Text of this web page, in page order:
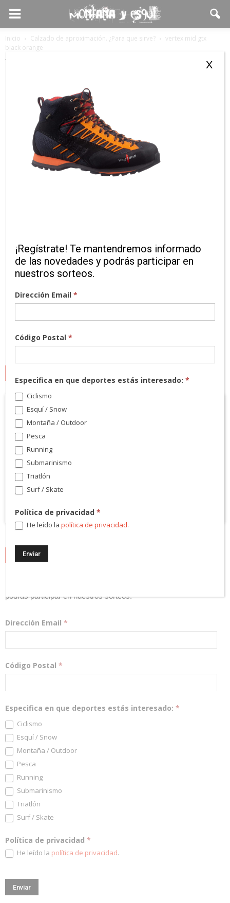
Inicio Calzado de aproximación. ¿Para que sirve?
vertex mid gtx
black orange
vertex mid gtx black orange
NEWSLETTER
podrás participar en nuestros sorteos.
Dirección Email *
Código Postal *
Especifica en que deportes estás interesado: *
Ciclismo
Esquí / Snow
Montaña / Outdoor
Pesca
Running
Submarinismo
Triatlón
Surf / Skate
Política de privacidad *
He leído la política de privacidad.
¡Regístrate! Te mantendremos informado
de las novedades y podrás participar en
nuestros sorteos.
Dirección Email*
Código Postal*
Especifica en que deportes estás interesado:*
Ciclismo
Esquí / Snow
Montaña / Outdoor
Pesca
Running
Submarinismo
Triatlón
Surf / Skate
Política de privacidad*
He leído lapolítica de privacidad.
X